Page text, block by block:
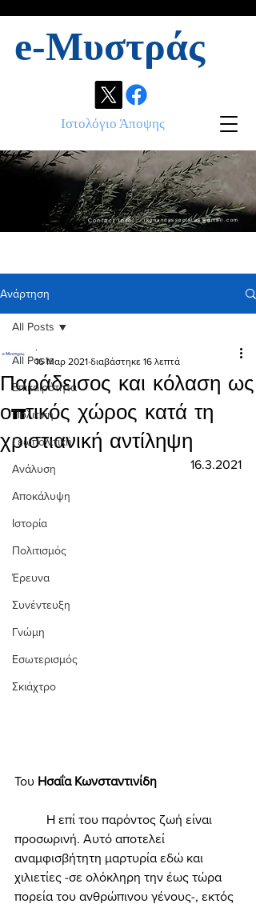
e-Μυστράς
Ιστολόγιο Άποψης
Contact info: ikonandassociates@gmail.com
Ανάρτηση
All Posts
Επικαιρότητα
Πολιτική
Γεωπολιτική
Ανάλυση
Αποκάλυψη
Ιστορία
Πολιτισμός
Έρευνα
Συνέντευξη
Γνώμη
Εσωτερισμός
Σκιάχτρο
All Posts
Παράδεισος και κόλαση ως
οπτικός χώρος κατά τη
χριστιανική αντίληψη
.
16 Μαρ 2021 διαβάστηκε 16 λεπτά
16.3.2021
Του Ησαΐα Κωνσταντινίδη
προσωρινή. Αυτό αποτελεί
αναμφισβήτητη μαρτυρία εδώ και
χιλιετίες -σε ολόκληρη την έως τώρα
πορεία του ανθρώπινου γένους-, εκτός